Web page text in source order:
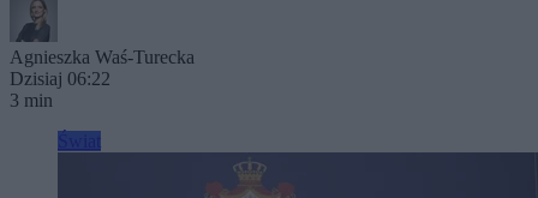
Agnieszka Waś-Turecka
Dzisiaj 06:22
3 min